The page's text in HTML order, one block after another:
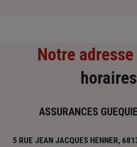
Notre adresse
horaires
ASSURANCES
5 RUE JEAN JACQUES HENNER,